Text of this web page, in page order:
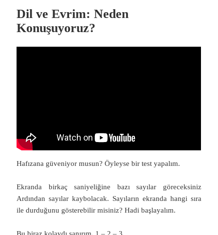
Dil ve Evrim: Neden
Konuşuyoruz?
Hafızana güveniyor musun? Öyleyse bir test yapalım.
Ekranda birkaç saniyeliğine bazı sayılar göreceksiniz
Ardından sayılar kaybolacak. Sayıların ekranda hangi sıra
ile durduğunu gösterebilir misiniz? Hadi başlayalım.